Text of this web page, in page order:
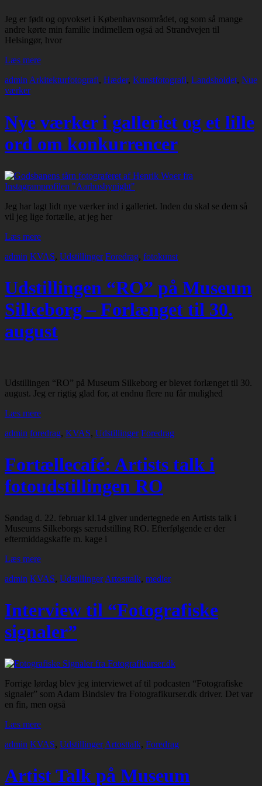
Jeg er født og opvokset i Københavnsområdet, og som så mange
andre kørte min familie indimellem også ad Strandvejen til
Helsingør, hvor
Læs mere
adminArkitekturfotografi, Hæder, Kunstfotografi, Landsholdet, Nue
værker
Nye værker i galleriet og et lille
ord om konkurrencer
Jeg har lagt lidt nye værker ind i galleriet. Inden du skal se dem så
vil jeg lige fortælle, at jeg her
Læs mere
admin KVAS, Udstillinger Foredrag, fotokunst
Udstillingen “RO” på Museum
Silkeborg – Forlænget til 30.
august
Udstillingen “RO” på Museum Silkeborg er blevet forlænget til 30.
august. Jeg er rigtig glad for, at endnu flere nu får mulighed
Læs mere
admin foredrag, KVAS, Udstillinger Foredrag
Fortællecafé: Artists talk i
fotoudstillingen RO
Søndag d. 22. februar kl.14 giver undertegnede en Artists talk i
Museums Silkeborgs særudstilling RO. Efterfølgende er der
eftermiddagskaffe m. kage i
Læs mere
admin KVAS, Udstillinger Artosttalk, medier
Interview til “Fotografiske
signaler”
Forrige lørdag blev jeg interviewet af til podcasten “Fotografiske
signaler” som Adam Bindslev fra Fotografikurser.dk driver. Det var
en fin, men også
Læs mere
admin KVAS, Udstillinger Artosttalk, Foredrag
Artist Talk på Museum